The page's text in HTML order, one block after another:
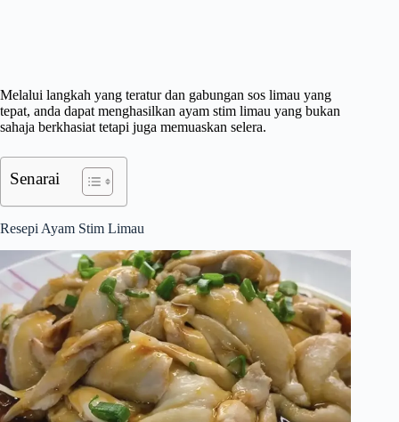
Melalui langkah yang teratur dan gabungan sos limau yang
tepat, anda dapat menghasilkan ayam stim limau yang bukan
sahaja berkhasiat tetapi juga memuaskan selera.
Senarai
Resepi Ayam Stim Limau